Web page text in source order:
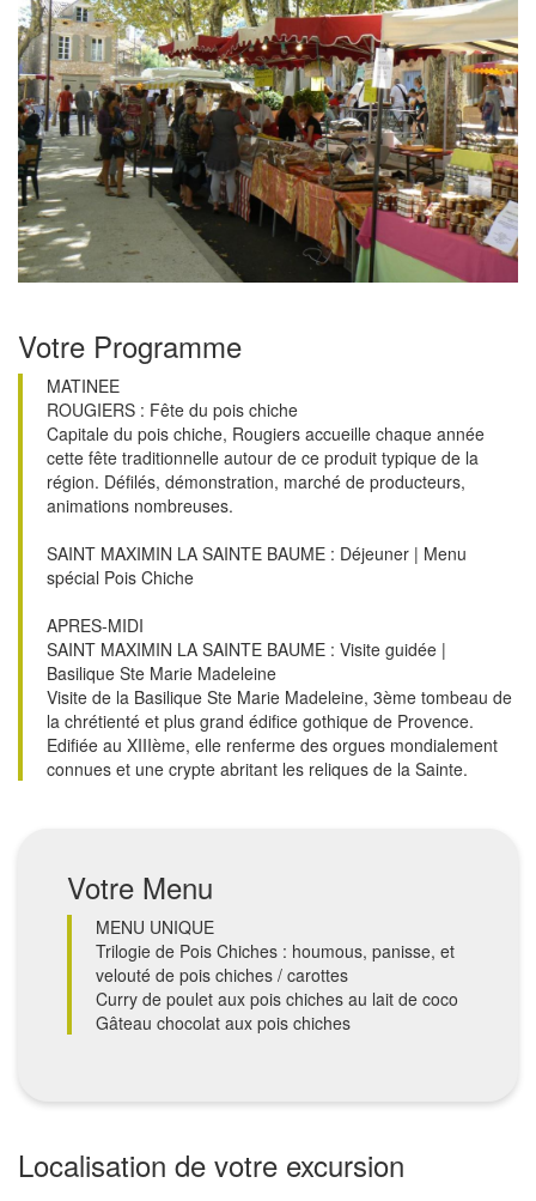
Votre Programme
MATINEE
ROUGIERS : Fête du pois chiche
Capitale du pois chiche, Rougiers accueille chaque année
cette fête traditionnelle autour de ce produit typique de la
région. Défilés, démonstration, marché de producteurs,
animations nombreuses.
SAINT MAXIMIN LA SAINTE BAUME : Déjeuner | Menu
spécial Pois Chiche
APRES-MIDI
SAINT MAXIMIN LA SAINTE BAUME : Visite guidée |
Basilique Ste Marie Madeleine
Visite de la Basilique Ste Marie Madeleine, 3ème tombeau de
la chrétienté et plus grand édifice gothique de Provence.
Edifiée au XIIIème, elle renferme des orgues mondialement
connues et une crypte abritant les reliques de la Sainte.
Votre Menu
MENU UNIQUE
Trilogie de Pois Chiches : houmous, panisse, et
velouté de pois chiches / carottes
Curry de poulet aux pois chiches au lait de coco
Gâteau chocolat aux pois chiches
Localisation de votre excursion
Leaflet| ©OpenStreetMap